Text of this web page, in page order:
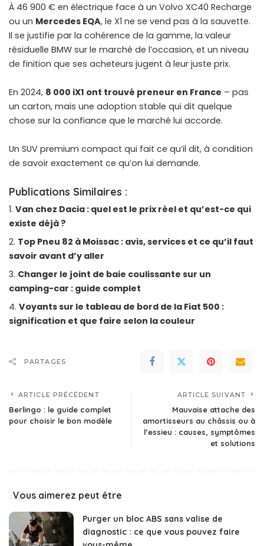
À 46 900 € en électrique face à un Volvo XC40 Recharge
ou un Mercedes EQA, le X1 ne se vend pas à la sauvette.
Il se justifie par la cohérence de la gamme, la valeur
résiduelle BMW sur le marché de l’occasion, et un niveau
de finition que ses acheteurs jugent à leur juste prix.
En 2024, 8 000 iX1 ont trouvé preneur en France – pas
un carton, mais une adoption stable qui dit quelque
chose sur la confiance que le marché lui accorde.
Un SUV premium compact qui fait ce qu’il dit, à condition
de savoir exactement ce qu’on lui demande.
Publications Similaires :
Van chez Dacia : quel est le prix réel et qu’est-ce qui
existe déjà ?
Top Pneu 82 à Moissac : avis, services et ce qu’il faut
savoir avant d’y aller
Changer le joint de baie coulissante sur un
camping-car : guide complet
Voyants sur le tableau de bord de la Fiat 500 :
signification et que faire selon la couleur
PARTAGES
ARTICLE PRÉCÉDENT
Berlingo : le guide complet
pour choisir le bon modèle
ARTICLE SUIVANT
Mauvaise attache des
amortisseurs au châssis ou à
l’essieu : causes, symptômes
et solutions
Vous aimerez peut être
Purger un bloc ABS sans valise de
diagnostic : ce que vous pouvez faire